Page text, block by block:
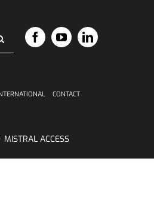
CONTACT
MISTRAL ACCESS